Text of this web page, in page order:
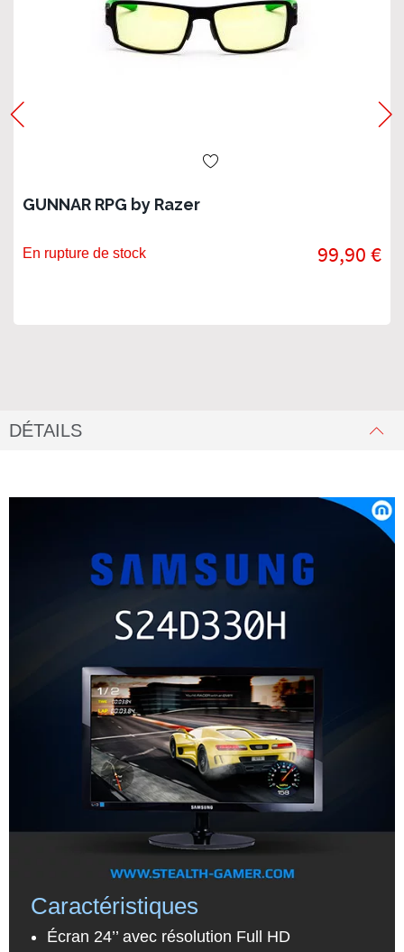
GUNNAR RPG by Razer
En rupture de stock 99,90 €
DÉTAILS
Caractéristiques
Écran 24’’ avec résolution Full HD